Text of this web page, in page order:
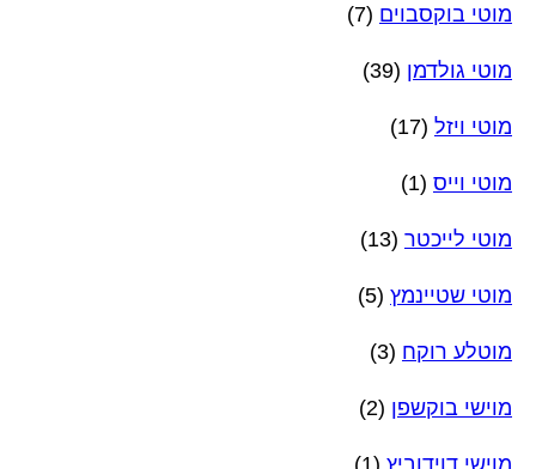
מוטי בוקסבוים (7)
מוטי גולדמן (39)
מוטי ויזל (17)
מוטי וייס (1)
מוטי לייכטר (13)
מוטי שטיינמץ (5)
מוטלע רוקח (3)
מוישי בוקשפן (2)
מוישי דוידוביץ (1)